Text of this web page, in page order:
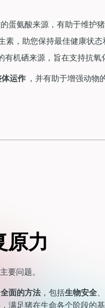
蛋氨酸来源，有助于维护猪
素，助您保持最佳健康状态
有机硒来源，旨在支持抗氧
运作 ，并有助于增强动物
原力
要问题。
面的方法，包括生物安全、
满足猪在生命各个阶段的基